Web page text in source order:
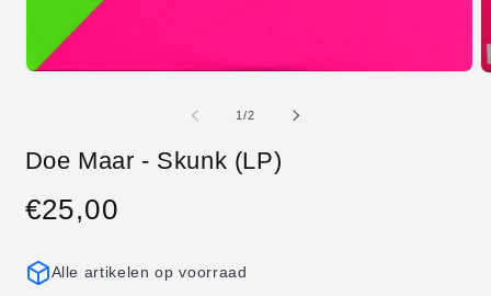
1/van
2
Doe Maar - Skunk (LP)
Normale
€25,00
Alle artikelen op voorraad